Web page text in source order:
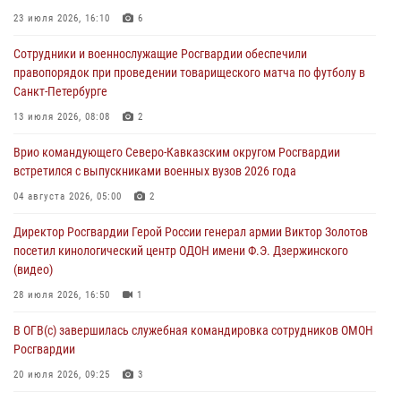
стен музея истории космонавтики в Калуге
08 августа 2026, 09:29 2
В Северо-Западном округе Росгвардии продолжаются мероприятия
08 августа 2026, 09:03 1
Росгвардейцы в ЛНР совершенствуют навыки тактической
08 августа 2026, 09:00
23 июля 2026, 16:10 6
Сотрудники и военнослужащие Росгвардии обеспечили
правопорядок при проведении товарищеского матча по футболу в
Санкт-Петербурге
13 июля 2026, 08:08 2
Врио командующего Северо-Кавказским округом Росгвардии
встретился с выпускниками военных вузов 2026 года
04 августа 2026, 05:00 2
Директор Росгвардии Герой России генерал армии Виктор Золотов
посетил кинологический центр ОДОН имени Ф.Э. Дзержинского
(видео)
28 июля 2026, 16:50 1
В ОГВ(с) завершилась служебная командировка сотрудников ОМОН
Росгвардии
20 июля 2026, 09:25 3